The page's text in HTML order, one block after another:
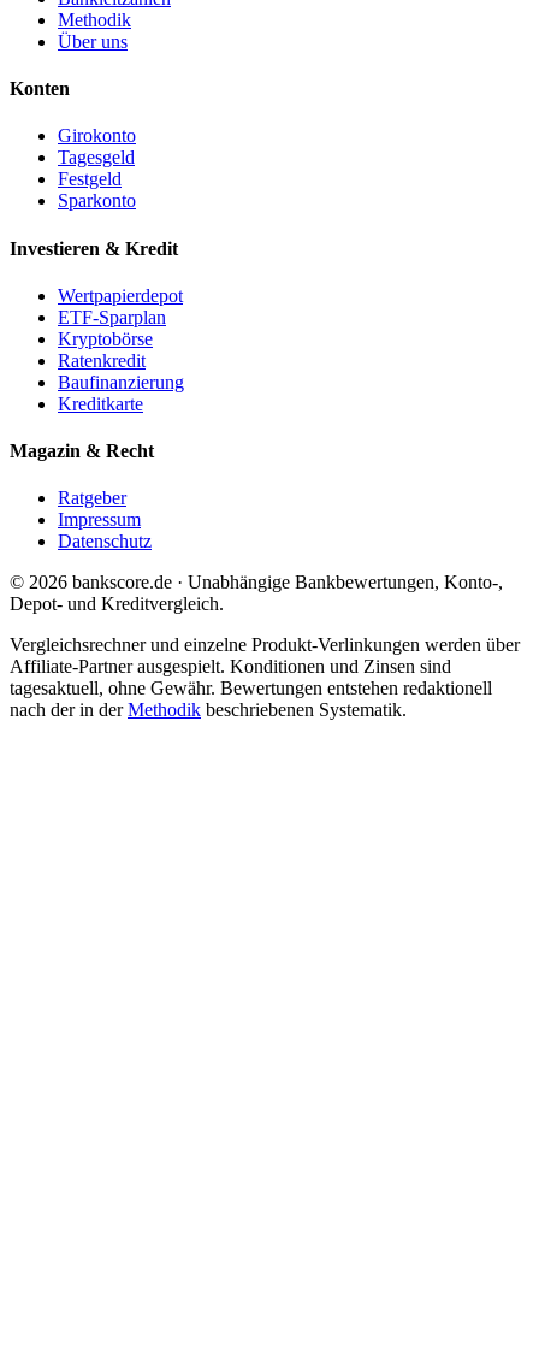
Methodik
Über uns
Konten
Girokonto
Tagesgeld
Festgeld
Sparkonto
Investieren & Kredit
Wertpapierdepot
ETF-Sparplan
Kryptobörse
Ratenkredit
Baufinanzierung
Kreditkarte
Magazin & Recht
Ratgeber
Impressum
Datenschutz
© 2026 bankscore.de · Unabhängige Bankbewertungen, Konto-,
Depot- und Kreditvergleich.
Vergleichsrechner und einzelne Produkt-Verlinkungen werden über
Affiliate-Partner ausgespielt. Konditionen und Zinsen sind
tagesaktuell, ohne Gewähr. Bewertungen entstehen redaktionell
nach der in derMethodik beschriebenen Systematik.